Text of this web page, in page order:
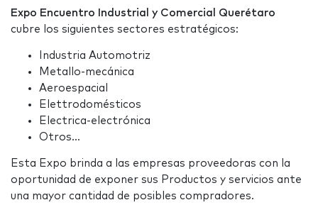
Expo Encuentro Industrial y Comercial Querétaro
cubre los siguientes sectores estratégicos:
Industria Automotriz
Metallo-mecánica
Aeroespacial
Elettrodomésticos
Electrica-electrónica
Otros...
Esta Expo brinda a las empresas proveedoras con la
oportunidad de exponer sus Productos y servicios ante
una mayor cantidad de posibles compradores.